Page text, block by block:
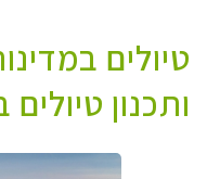
טיולים
ותכנון